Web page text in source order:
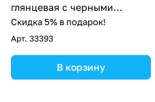
глянцевая с черными
ручками DLR330027RB-G
Скидка 5% в подарок!
Арт. 33393
В корзину